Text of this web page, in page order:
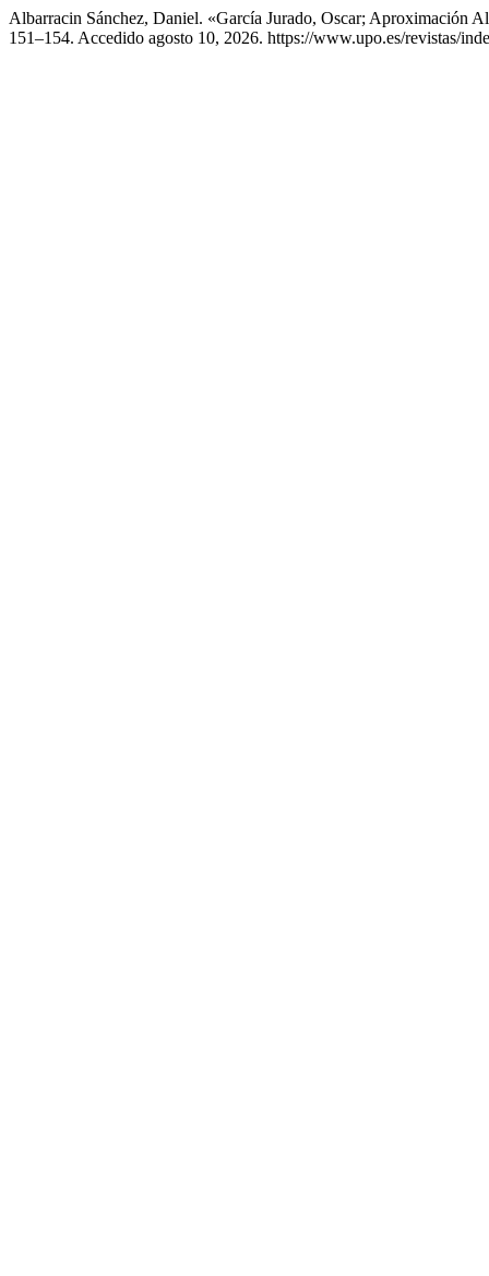
Albarracin Sánchez, Daniel. «García Jurado, Oscar; Aproximación
151–154. Accedido agosto 10, 2026. https://www.upo.es/revistas/